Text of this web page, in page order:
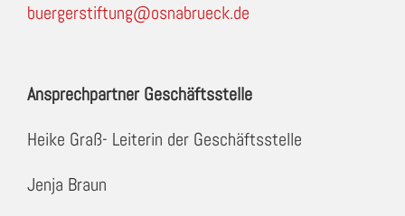
buergerstiftung@osnabrueck.de
Ansprechpartner Geschäftsstelle
Heike Graß- Leiterin der Geschäftsstelle
Jenja Braun